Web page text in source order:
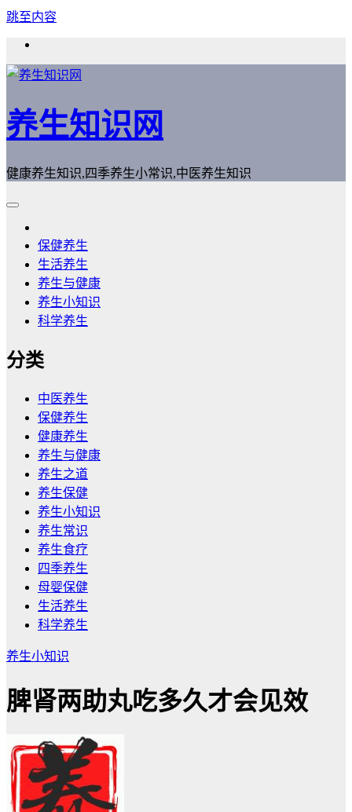
跳至内容
养生知识网
健康养生知识,四季养生小常识,中医养生知识
保健养生
生活养生
养生与健康
养生小知识
科学养生
分类
中医养生
保健养生
健康养生
养生与健康
养生之道
养生保健
养生小知识
养生常识
养生食疗
四季养生
母婴保健
生活养生
科学养生
养生小知识
脾肾两助丸吃多久才会见效